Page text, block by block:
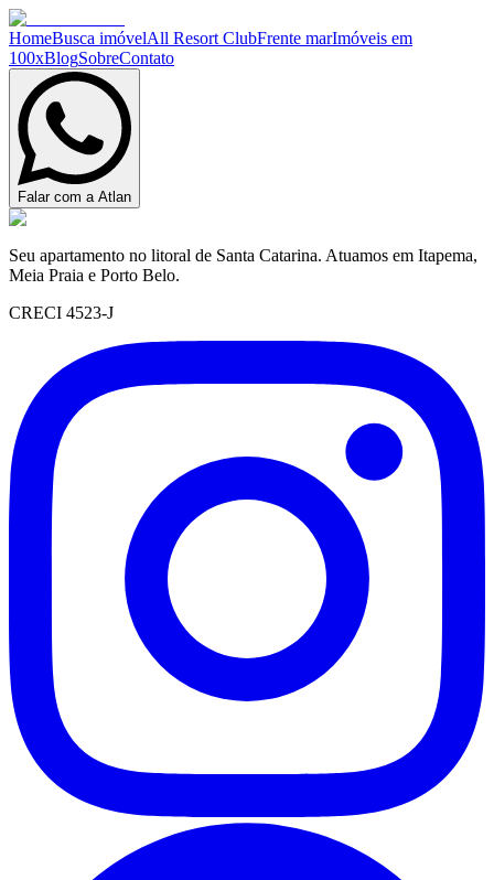
HomeBusca imóvelAll Resort ClubFrente marImóveis em
100xBlogSobreContato
Falar com a Atlan
Seu apartamento no litoral de Santa Catarina. Atuamos em Itapema,
Meia Praia e Porto Belo.
CRECI 4523-J